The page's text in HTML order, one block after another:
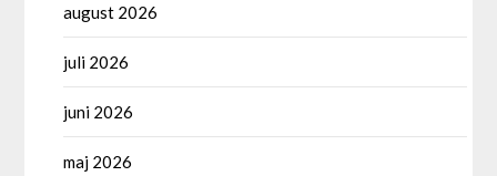
august 2026
juli 2026
juni 2026
maj 2026